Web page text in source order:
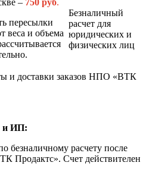
пересылки
веса и объема
Безналичный
расчет для
юридических и
физических лиц
и доставки заказов НПО «ВТК
и ИП:
безналичному расчету после
Продактс». Счет действителен